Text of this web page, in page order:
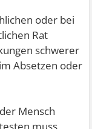
oder bei
Rat
schwerer
Absetzen oder
Mensch
muss.